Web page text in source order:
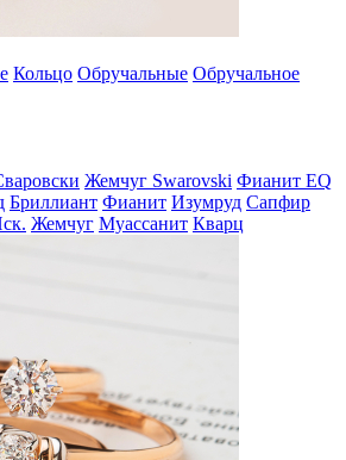
Кольцо Обручальные Обручальное
Жемчуг Swarovski Фианит EQ
Бриллиант Фианит Изумруд Сапфир
Жемчуг Муассанит Кварц